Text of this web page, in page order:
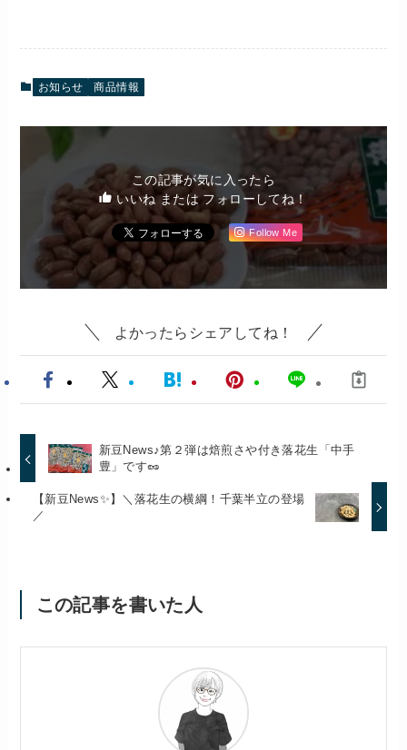
お知らせ 商品情報
この記事が気に入ったら
いいね または フォローしてね！
Follow Me
よかったらシェアしてね！
新豆News♪第２弾は焙煎さや付き落花生「中手
豊」です🥜
【新豆News✨】＼落花生の横綱！千葉半立の登場
／
この記事を書いた人